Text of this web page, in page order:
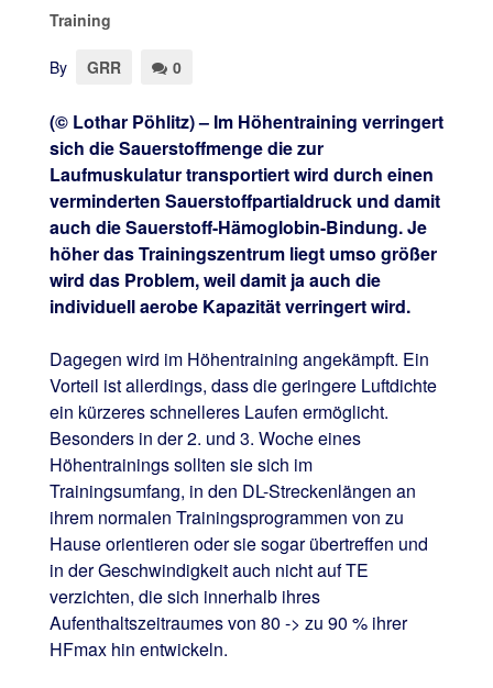
Training
By GRR 0
(© Lothar Pöhlitz) – Im Höhentraining verringert
sich die Sauerstoffmenge die zur
Laufmuskulatur transportiert wird durch einen
verminderten Sauerstoffpartialdruck und damit
auch die Sauerstoff-Hämoglobin-Bindung. Je
höher das Trainingszentrum liegt umso größer
wird das Problem, weil damit ja auch die
individuell aerobe Kapazität verringert wird.
Dagegen wird im Höhentraining angekämpft. Ein
Vorteil ist allerdings, dass die geringere Luftdichte
ein kürzeres schnelleres Laufen ermöglicht.
Besonders in der 2. und 3. Woche eines
Höhentrainings sollten sie sich im
Trainingsumfang, in den DL-Streckenlängen an
ihrem normalen Trainingsprogrammen von zu
Hause orientieren oder sie sogar übertreffen und
in der Geschwindigkeit auch nicht auf TE
verzichten, die sich innerhalb ihres
Aufenthaltszeitraumes von 80 -> zu 90 % ihrer
HFmax hin entwickeln.